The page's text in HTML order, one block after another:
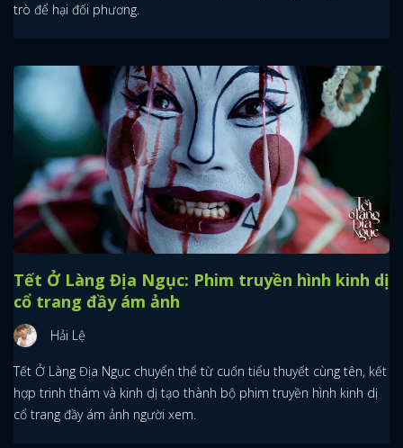
trò để hại đối phương.
Tết Ở Làng Địa Ngục: Phim truyền hình kinh dị
cổ trang đầy ám ảnh
Hải Lệ
Tết Ở Làng Địa Ngục chuyển thể từ cuốn tiểu thuyết cùng tên, kết
hợp trinh thám và kinh dị tạo thành bộ phim truyền hình kinh dị
cổ trang đầy ám ảnh người xem.